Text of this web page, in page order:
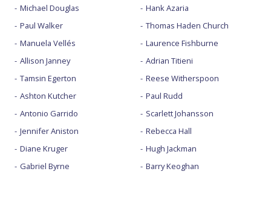
Michael Douglas
Paul Walker
Manuela Vellés
Allison Janney
Tamsin Egerton
Ashton Kutcher
Antonio Garrido
Jennifer Aniston
Diane Kruger
Gabriel Byrne
Hank Azaria
Thomas Haden Church
Laurence Fishburne
Adrian Titieni
Reese Witherspoon
Paul Rudd
Scarlett Johansson
Rebecca Hall
Hugh Jackman
Barry Keoghan